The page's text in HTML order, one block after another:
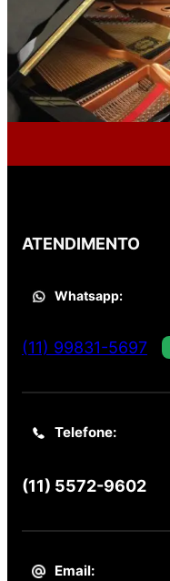
ATENDIMENTO
Whatsapp:
(11) 99831-5697
Telefone:
(11) 5572-9602
Email: